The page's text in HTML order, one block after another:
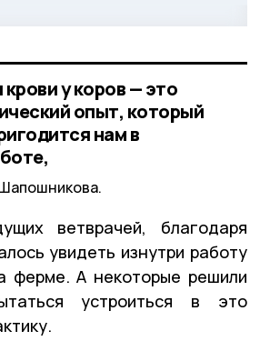
у коров — это
опыт, который
нам в
ветврачей, благодаря
увидеть изнутри работу
ферме. А некоторые решили
устроиться в это